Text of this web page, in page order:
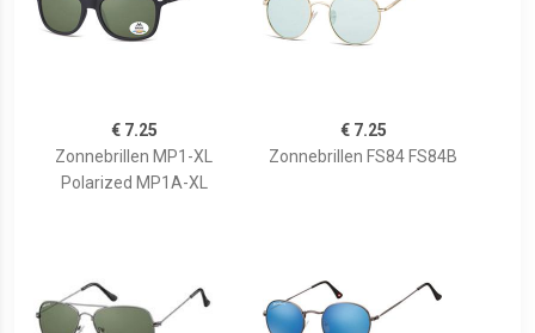
€ 7.25
Zonnebrillen MP1-XL
Polarized MP1A-XL
€ 7.25
Zonnebrillen FS84 FS84B